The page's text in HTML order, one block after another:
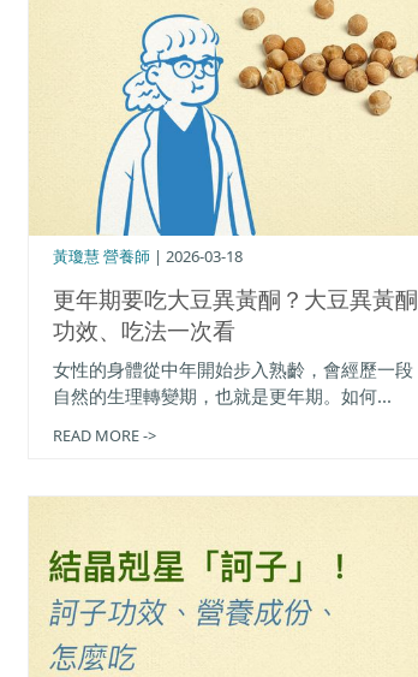
更年期要吃大豆異黃酮？大豆異黃酮
功效、吃法一次看
黃瓊慧 營養師 | 2026-03-18
女性的身體從中年開始步入熟齡，會經歷一段
自然的生理轉變期，也就是更年期。如何...
READ MORE ->